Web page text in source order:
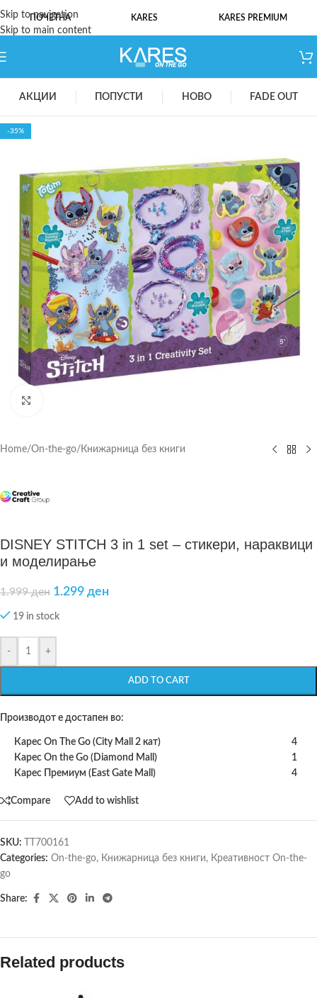
Skip to navigation
Skip to main content
ПОЧЕТНА KARES KARES PREMIUM
АКЦИИ ПОПУСТИ НОВО FADE OUT
-35%
Home/On-the-go/ Книжарница без книги
DISNEY STITCH 3 in 1 set – стикери, нараквици
и моделирање
1.999ден 1.299 ден
19 in stock
- +
ADD TO CART
Производот е достапен во:
Карес On The Go (City Mall 2 кат)
4
Карес On the Go (Diamond Mall)
1
Карес Премиум (East Gate Mall)
4
Compare Add to wishlist
SKU:
TT700161
Categories: On-the-go, Книжарница без книги, Креативност On-the-
go
Share:
Related products